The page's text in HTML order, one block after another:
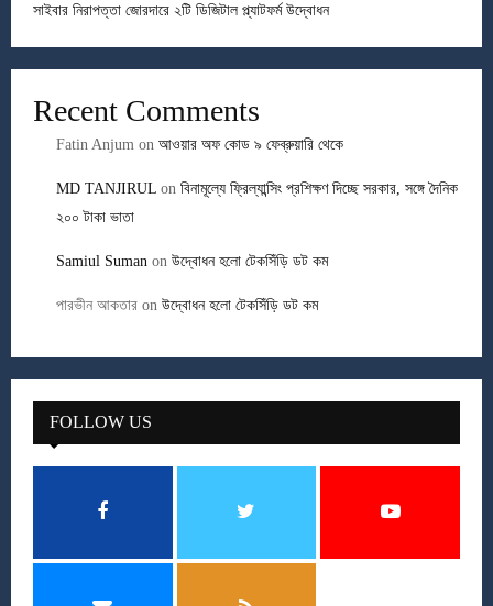
সাইবার নিরাপত্তা জোরদারে ২টি ডিজিটাল প্ল্যাটফর্ম উদ্বোধন
Recent Comments
Fatin Anjum on আওয়ার অফ কোড ৯ ফেব্রুয়ারি থেকে
MD TANJIRUL on বিনামূল্যে ফ্রিল্যান্সিং প্রশিক্ষণ দিচ্ছে সরকার, সঙ্গে দৈনিক
২০০ টাকা ভাতা
Samiul Suman on উদ্বোধন হলো টেকসিঁড়ি ডট কম
পারভীন আকতার on উদ্বোধন হলো টেকসিঁড়ি ডট কম
FOLLOW US